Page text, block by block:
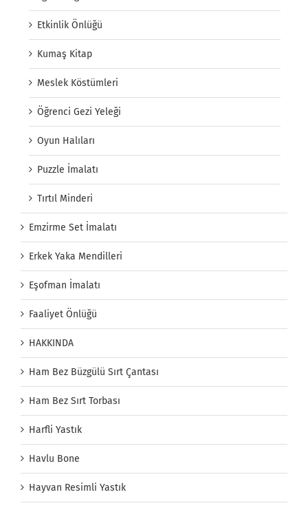
Etkinlik Önlüğü
Kumaş Kitap
Meslek Köstümleri
Öğrenci Gezi Yeleği
Oyun Halıları
Puzzle İmalatı
Tırtıl Minderi
Emzirme Set İmalatı
Erkek Yaka Mendilleri
Eşofman İmalatı
Faaliyet Önlüğü
HAKKINDA
Ham Bez Büzgülü Sırt Çantası
Ham Bez Sırt Torbası
Harfli Yastık
Havlu Bone
Hayvan Resimli Yastık